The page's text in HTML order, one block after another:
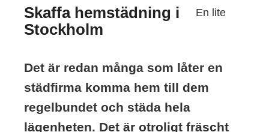
Skaffa hemstädning i
Stockholm
Det är redan många som låter en
städfirma komma hem till dem
regelbundet och städa hela
lägenheten. Det är otroligt fräscht
En lite